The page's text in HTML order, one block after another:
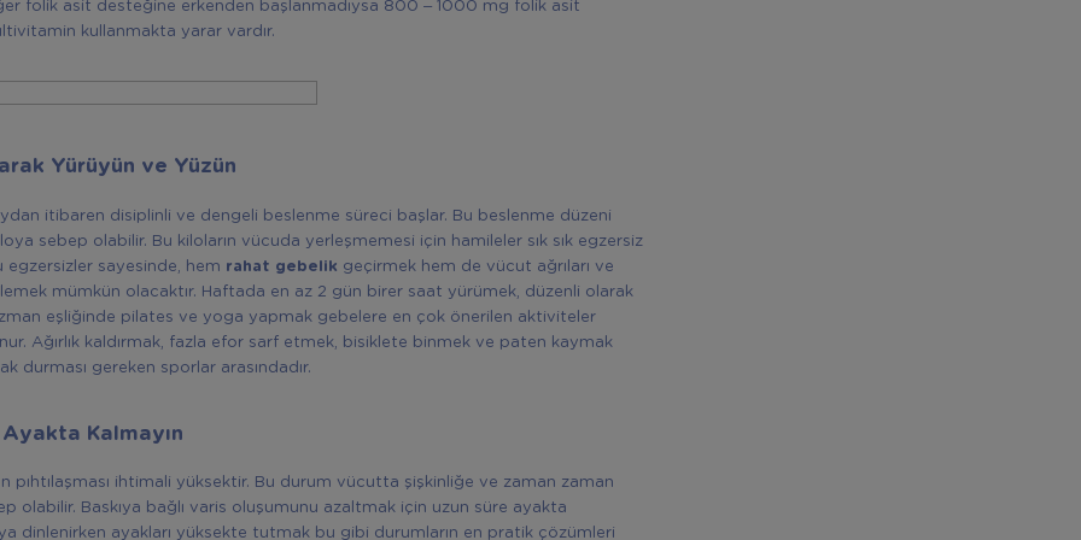
folik asit desteğine erkenden başlanmadıysa 800 – 1000 mg folik asit
kullanmakta yarar vardır.
Yürüyün ve Yüzün
itibaren disiplinli ve dengeli beslenme süreci başlar. Bu beslenme düzeni
sebep olabilir. Bu kiloların vücuda yerleşmemesi için hamileler sık sık egzersiz
egzersizler sayesinde, hem rahat gebelik geçirmek hem de vücut ağrıları ve
mümkün olacaktır. Haftada en az 2 gün birer saat yürümek, düzenli olarak
eşliğinde pilates ve yoga yapmak gebelere en çok önerilen aktiviteler
Ağırlık kaldırmak, fazla efor sarf etmek, bisiklete binmek ve paten kaymak
durması gereken sporlar arasındadır.
Ayakta Kalmayın
pıhtılaşması ihtimali yüksektir. Bu durum vücutta şişkinliğe ve zaman zaman
olabilir. Baskıya bağlı varis oluşumunu azaltmak için uzun süre ayakta
dinlenirken ayakları yüksekte tutmak bu gibi durumların en pratik çözümleri